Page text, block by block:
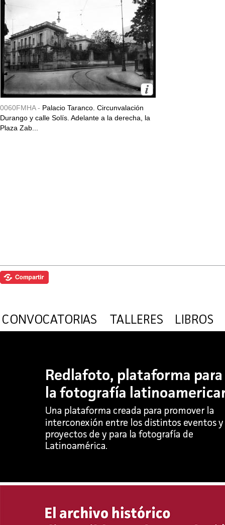
0060FMHA - Palacio Taranco. Circunvalación
Durango y calle Solís. Adelante a la derecha, la
Plaza Zab...